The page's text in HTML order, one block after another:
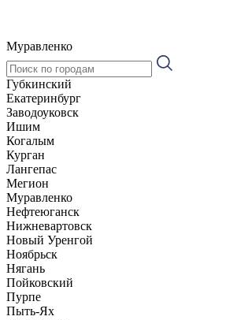
Муравленко
Губкинский
Екатеринбург
Заводоуковск
Ишим
Когалым
Курган
Лангепас
Мегион
Муравленко
Нефтеюганск
Нижневартовск
Новый Уренгой
Ноябрьск
Нягань
Пойковский
Пурпе
Пыть-Ях